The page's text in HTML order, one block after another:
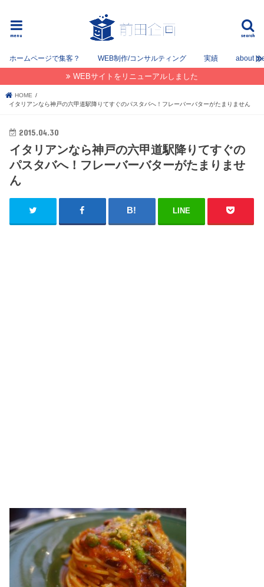
search
menu
ホームページで集客？ WEB制作/コンサルティング 実績 about
WEBサイトをリニューアルしました
HOME
イタリアンなら神戸の六甲道駅降りてすぐのパスタバへ！フレーバーバターがたまりません
2015.04.30
イタリアンなら神戸の六甲道駅降りてすぐの
パスタバへ！フレーバーバターがたまりませ
ん
LINE